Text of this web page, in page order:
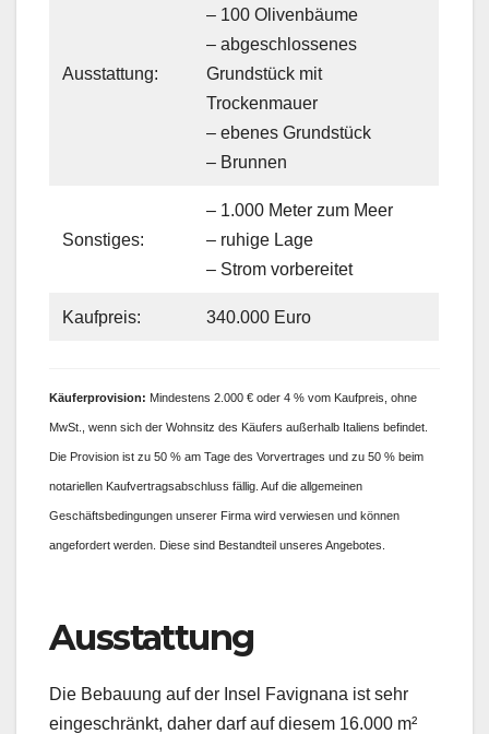
Ausstattung:
– 100 Olivenbäume
– abgeschlossenes
Grundstück mit
Trockenmauer
– ebenes Grundstück
– Brunnen
Sonstiges:
– 1.000 Meter zum Meer
– ruhige Lage
– Strom vorbereitet
Kaufpreis: 340.000 Euro
Käuferprovision: Mindestens 2.000 € oder 4 % vom Kaufpreis, ohne
MwSt., wenn sich der Wohnsitz des Käufers außerhalb Italiens befindet.
Die Provision ist zu 50 % am Tage des Vorvertrages und zu 50 % beim
notariellen Kaufvertragsabschluss fällig. Auf die allgemeinen
Geschäftsbedingungen unserer Firma wird verwiesen und können
angefordert werden. Diese sind Bestandteil unseres Angebotes.
Ausstattung
Die Bebauung auf der Insel Favignana ist sehr
eingeschränkt, daher darf auf diesem 16.000 m²